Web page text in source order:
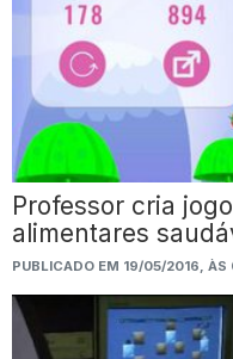
Professor cria
alimentares
PUBLICADO EM 19/05/2016,